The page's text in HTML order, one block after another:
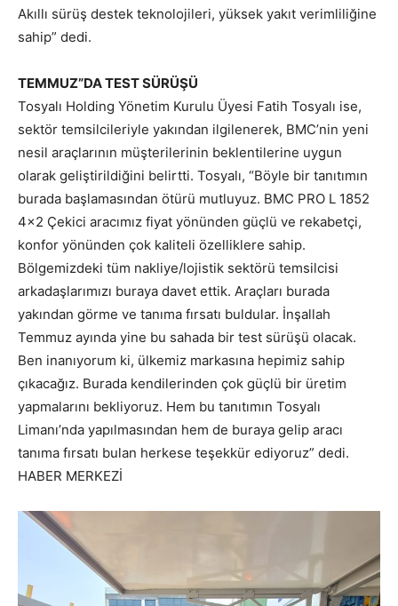
Akıllı sürüş destek teknolojileri, yüksek yakıt verimliliğine
sahip” dedi.
TEMMUZ”DA TEST SÜRÜŞÜ
Tosyalı Holding Yönetim Kurulu Üyesi Fatih Tosyalı ise,
sektör temsilcileriyle yakından ilgilenerek, BMC’nin yeni
nesil araçlarının müşterilerinin beklentilerine uygun
olarak geliştirildiğini belirtti. Tosyalı, “Böyle bir tanıtımın
burada başlamasından ötürü mutluyuz. BMC PRO L 1852
4×2 Çekici aracımız fiyat yönünden güçlü ve rekabetçi,
konfor yönünden çok kaliteli özelliklere sahip.
Bölgemizdeki tüm nakliye/lojistik sektörü temsilcisi
arkadaşlarımızı buraya davet ettik. Araçları burada
yakından görme ve tanıma fırsatı buldular. İnşallah
Temmuz ayında yine bu sahada bir test sürüşü olacak.
Ben inanıyorum ki, ülkemiz markasına hepimiz sahip
çıkacağız. Burada kendilerinden çok güçlü bir üretim
yapmalarını bekliyoruz. Hem bu tanıtımın Tosyalı
Limanı’nda yapılmasından hem de buraya gelip aracı
tanıma fırsatı bulan herkese teşekkür ediyoruz” dedi.
HABER MERKEZİ